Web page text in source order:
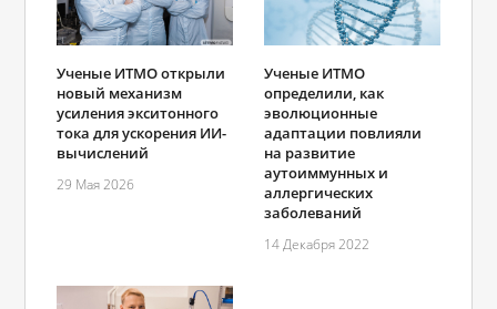
Ученые ИТМО открыли
новый механизм
усиления экситонного
тока для ускорения ИИ-
вычислений
29 Мая 2026
Ученые ИТМО
определили, как
эволюционные
адаптации повлияли
на развитие
аутоиммунных и
аллергических
заболеваний
14 Декабря 2022